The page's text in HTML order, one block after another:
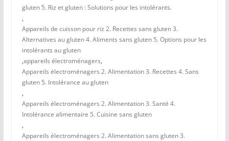
gluten 5. Riz et gluten : Solutions pour les intolérants.
,
Appareils de cuisson pour riz 2. Recettes sans gluten 3.
Alternatives au gluten 4. Aliments sans gluten 5. Options pour les
intolérants au gluten
,appareils électroménagers,
Appareils électroménagers 2. Alimentation 3. Recettes 4. Sans
gluten 5. Intolérance au gluten
,
Appareils électroménagers 2. Alimentation 3. Santé 4.
Intolérance alimentaire 5. Cuisine sans gluten
,
Appareils électroménagers 2. Alimentation sans gluten 3.